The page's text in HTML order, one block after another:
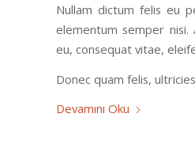
Nullam dictum felis eu
elementum semper
eu, consequat vitae,
Donec quam felis,
Devamını Oku